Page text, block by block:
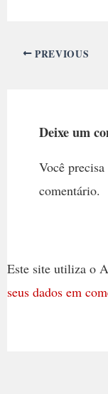
PREVIOUS
Deixe um
Você
comentário.
Este site utiliza o
seus dados em